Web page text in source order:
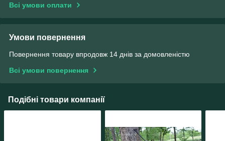
Всі умови оплати
Умови повернення
Повернення товару впродовж 14 днів за домовленістю
Всі умови повернення
Подібні товари компанії